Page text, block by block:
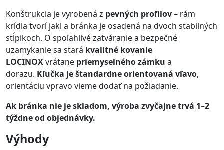
Konštrukcia je vyrobená z pevných profilov– rám
krídla tvorí jakl a bránka je osadená na dvoch stabilných
stĺpikoch. O spoľahlivé zatváranie a bezpečné
uzamykanie sa stará kvalitné kovanie
LOCINOXvrátane priemyselného zámku a
dorazu. Kľučka je štandardne orientovaná vľavo,
orientáciu vpravo vieme dodať na požiadanie.
Ak bránka nie je skladom, výroba zvyčajne trvá 1–2
týždne od objednávky.
Výhody